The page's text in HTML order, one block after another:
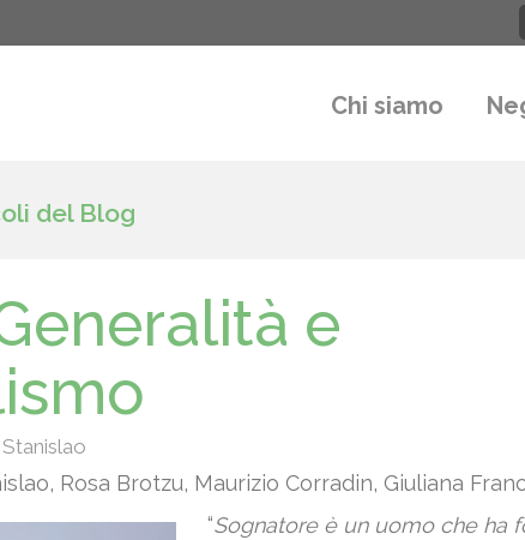
Chi siamo
del Blog
e
Rosa Brotzu, Maurizio Corradin, Giuliana
“Sognatore è un uomo che ha